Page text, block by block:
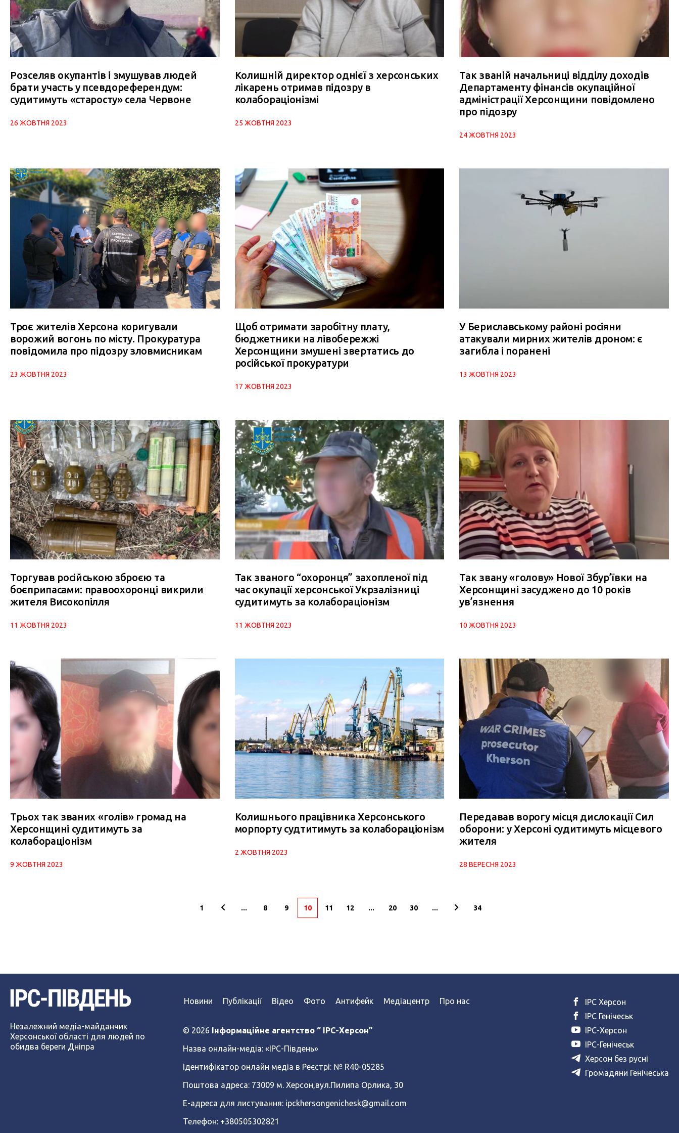
Розселяв окупантів і змушував людей
брати участь у псевдореферендум:
судитимуть «старосту» села Червоне
26 ЖОВТНЯ 2023
Колишній директор однієї з херсонських
лікарень отримав підозру в
колабораціонізмі
25 ЖОВТНЯ 2023
Так званій начальниці відділу доходів
Департаменту фінансів окупаційної
адміністрації Херсонщини повідомлено
про підозру
24 ЖОВТНЯ 2023
Троє жителів Херсона коригували
ворожий вогонь по місту. Прокуратура
повідомила про підозру зловмисникам
23 ЖОВТНЯ 2023
Щоб отримати заробітну плату,
бюджетники на лівобережжі
Херсонщини змушені звертатись до
російської прокуратури
17 ЖОВТНЯ 2023
У Бериславському районі росіяни
атакували мирних жителів дроном: є
загибла і поранені
13 ЖОВТНЯ 2023
Торгував російською зброєю та
боєприпасами: правоохоронці викрили
жителя Високопілля
11 ЖОВТНЯ 2023
Так званого “охоронця” захопленої під
час окупації херсонської Укрзалізниці
судитимуть за колабораціонізм
11 ЖОВТНЯ 2023
Так звану «голову» Нової Збур’ївки на
Херсонщині засуджено до 10 років
ув’язнення
10 ЖОВТНЯ 2023
Трьох так званих «голів» громад на
Херсонщині судитимуть за
колабораціонізм
9 ЖОВТНЯ 2023
Колишнього працівника Херсонського
морпорту судтитимуть за колабораціонізм
2 ЖОВТНЯ 2023
Передавав ворогу місця дислокації Сил
оборони: у Херсоні судитимуть місцевого
жителя
28 ВЕРЕСНЯ 2023
1 ... 8 9 10 11 12 ... 20 30 ... 34
Незалежний медіа-майданчик
Херсонської області для людей по
обидва береги Дніпра
Новини Публікації Відео Фото Антифейк Медіацентр Про нас
© 2026 Інформаційне агентство “ IPC-Херсон”
Назва онлайн-медіа: «ІРС-Південь»
Ідентифікатор онлайн медіа в Реєстрі: № R40-05285
Поштова адреса: 73009 м. Херсон,вул.Пилипа Орлика, 30
Е-адреса для листування: ipckhersongenichesk@gmail.com
Телефон: +380505302821
ІРС Херсон
ІРС Генічеськ
ІРС-Херсон
ІРС-Генічеськ
Херсон без русні
Громадяни Генічеська